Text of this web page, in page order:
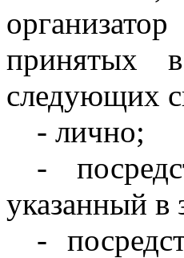
принятых
следующих
- лично;
-
указанный в
-